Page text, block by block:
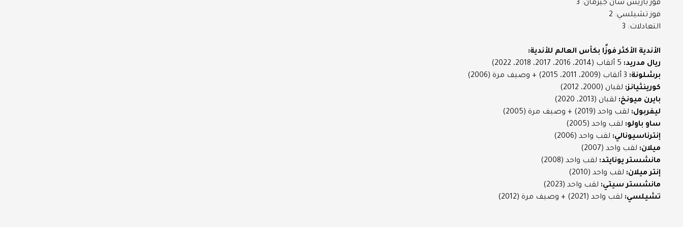
فوز باريس سان جيرمان: 3
فوز تشيلسي: 2
التعادلات: 3
الأندية الأكثر فوزًا بكأس العالم للأندية:
ريال مدريد:
برشلونة:
كورينثيانز: لقبان (2000، 2012)
بايرن ميونخ: لقبان (2013، 2020)
ليفربول: لقب واحد (2019) + وصيف مرة (2005)
ساو باولو: لقب واحد (2005)
إنترناسيونالي: لقب واحد (2006)
ميلان: لقب واحد (2007)
مانشستر يونايتد: لقب واحد (2008)
إنتر ميلان: لقب واحد (2010)
مانشستر سيتي: لقب واحد (2023)
تشيلسي: لقب واحد (2021) + وصيف مرة (2012)